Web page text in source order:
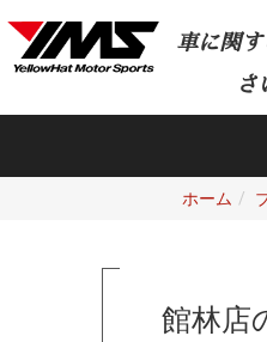
車に関
さ
ホーム
館林店